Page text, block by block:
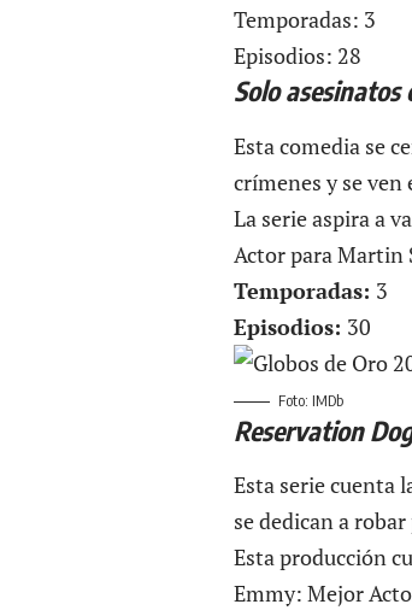
Temporadas: 3
Episodios: 28
Solo asesinatos
Esta comedia se
crímenes y se
La serie aspira a
Actor para Martin
Temporadas: 3
Episodios: 30
Foto: IMDb
Reservation
Esta serie cuenta
se dedican a
Esta producción
Emmy: Mejor